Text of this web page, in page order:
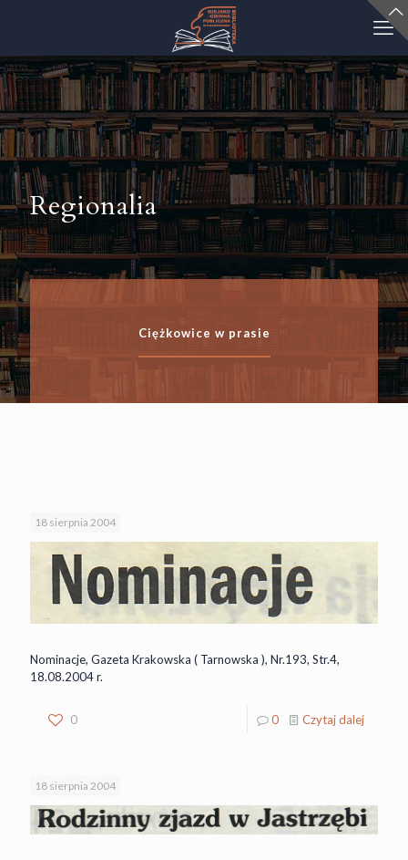
Regionalia
Ciężkowice w prasie
18 sierpnia 2004
Nominacje, Gazeta Krakowska ( Tarnowska ), Nr.193, Str.4,
18.08.2004 r.
0 0 Czytaj dalej
18 sierpnia 2004